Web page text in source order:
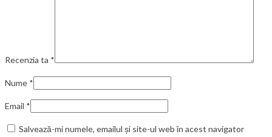
Recenzia ta *
Nume *
Email *
Salvează-mi numele, emailul și site-ul web în acest navigator